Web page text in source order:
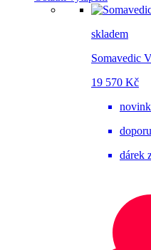
skladem
Somavedic
19 570 Kč
dárek